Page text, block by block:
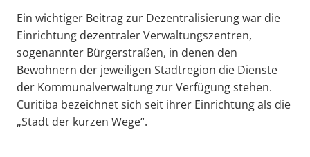
Ein wichtiger Beitrag zur Dezentralisierung war die
Einrichtung dezentraler Verwaltungszentren,
sogenannter Bürgerstraßen, in denen den
Bewohnern der jeweiligen Stadtregion die Dienste
der Kommunalverwaltung zur Verfügung stehen.
Curitiba bezeichnet sich seit ihrer Einrichtung als die
„Stadt der kurzen Wege“.